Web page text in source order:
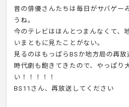
昔の俳優さんたちは毎日がサバゲー
うね。
今のテレビはほんとつまんなくて、
いまともに見たことがない。
見るのはもっぱらBSか地方局の再放
時代劇も飽きてきたので、やっぱり
い！！！！！
BS11さん、再放送してください